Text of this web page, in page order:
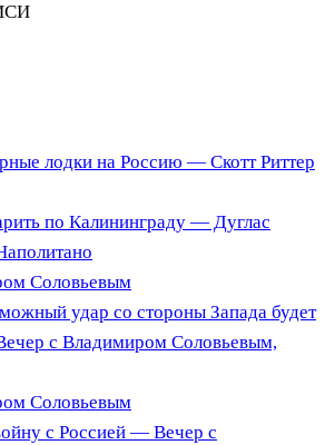
лодки на Россию — Скотт Риттер
по Калининграду — Дуглас
удар со стороны Запада будет
с Владимиром Соловьевым,
с Россией — Вечер с